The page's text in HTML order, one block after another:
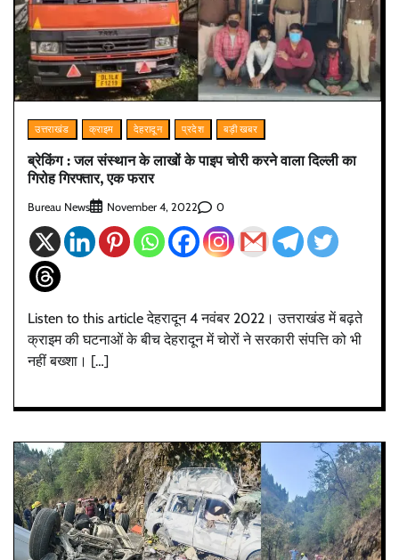
उत्तराखंड क्राइम देहरादून प्रदेश बड़ी खबर
ब्रेकिंग : जल संस्थान के लाखों के पाइप चोरी करने वाला दिल्ली का
गिरोह गिरफ्तार, एक फरार
Bureau News November 4, 2022 0
Listen to this article देहरादून 4 नवंबर 2022। उत्तराखंड में बढ़ते
क्राइम की घटनाओं के बीच देहरादून में चोरों ने सरकारी संपत्ति को भी
नहीं बख्शा। […]